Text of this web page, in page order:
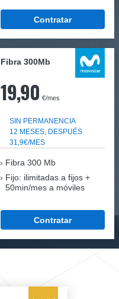
Contratar
Fibra 300Mb
19,90 €/mes
SIN PERMANENCIA
12 MESES, DESPUÉS
31,9€/MES
Fibra 300 Mb
Fijo: ilimitadas a fijos +
50min/mes a móviles
Contratar